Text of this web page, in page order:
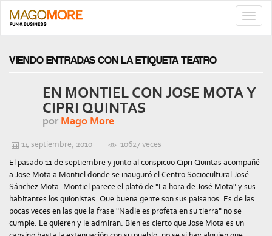
VIENDO ENTRADAS CON LA ETIQUETA TEATRO
EN MONTIEL CON JOSE MOTA Y
CIPRI QUINTAS
por Mago More
14 septiembre, 2010
10627 veces
El pasado 11 de septiembre y junto al conspicuo Cipri Quintas acompañé
a Jose Mota a Montiel donde se inauguró el Centro Sociocultural José
Sánchez Mota. Montiel parece el plató de "La hora de José Mota" y sus
habitantes los guionistas. Que buena gente son sus paisanos. Es de las
pocas veces en las que la frase "Nadie es profeta en su tierra" no se
cumple. Le quieren y le admiran. Bien es cierto que Jose Mota es un